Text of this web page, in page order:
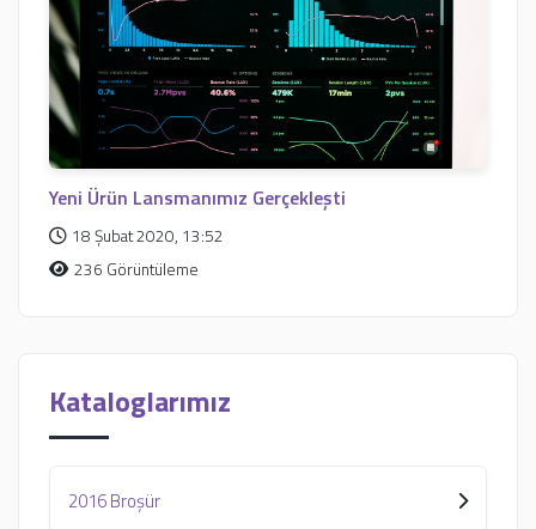
Yeni Ürün Lansmanımız Gerçekleşti
18 Şubat 2020, 13:52
236 Görüntüleme
Kataloglarımız
2016 Broşür